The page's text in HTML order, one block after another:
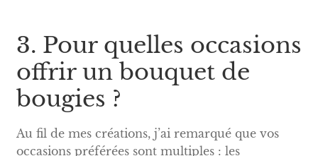
3. Pour quelles occasions
offrir un bouquet de
bougies ?
Au fil de mes créations, j’ai remarqué que vos
occasions préférées sont multiples : les